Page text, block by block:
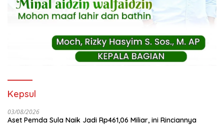
Kepsul
03/08/2026
Aset Pemda Sula Naik Jadi Rp461,06 Miliar, ini Rinciannya